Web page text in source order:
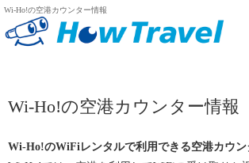
Wi-Ho!の空港カウンター情報
Wi-Ho!の空港カウンター情報
Wi-Ho!のWiFiレンタルで利用できる空港カウン